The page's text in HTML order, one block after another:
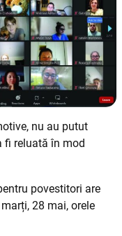
nu au putut
fi reluată în mod
povestitori are
28 mai, orele